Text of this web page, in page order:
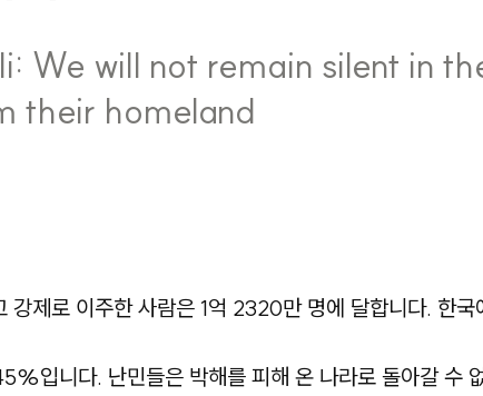
We will not remain silent in
their homeland
제로 이주한 사람은 1억 2320만 명에 달합니다. 한
입니다. 난민들은 박해를 피해 온 나라로 돌아갈 수